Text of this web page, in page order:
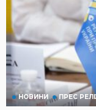
НОВИНИ ПРЕС